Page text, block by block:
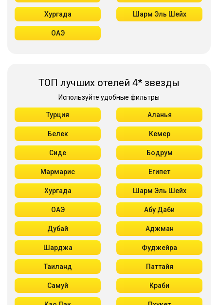
Хургада Шарм Эль Шейх
ОАЭ
ТОП лучших отелей 4* звезды
Используйте удобные фильтры
Турция Аланья
Белек Кемер
Сиде Бодрум
Мармарис Египет
Хургада Шарм Эль Шейх
ОАЭ Абу Даби
Дубай Аджман
Шарджа Фуджейра
Таиланд Паттайя
Самуй Краби